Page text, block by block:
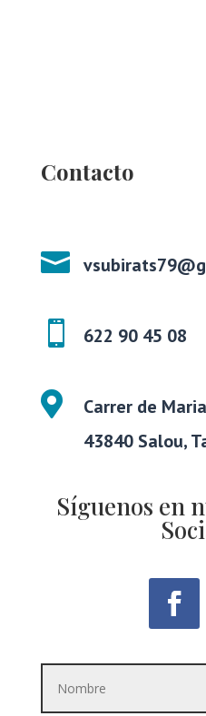
Contacto

 622 90 45 08

Carrer de
43840 Salou,
Síguenos en